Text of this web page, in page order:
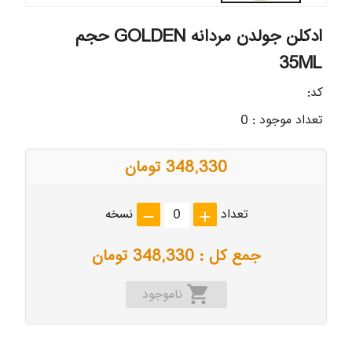
ادکلن جولدن مردانه GOLDEN حجم
35ML
کد:
تعداد موجود : 0
348,330 تومان
تعداد add
remove نسخه
جمع کل : 348,330تومان
shopping_cart ناموجود